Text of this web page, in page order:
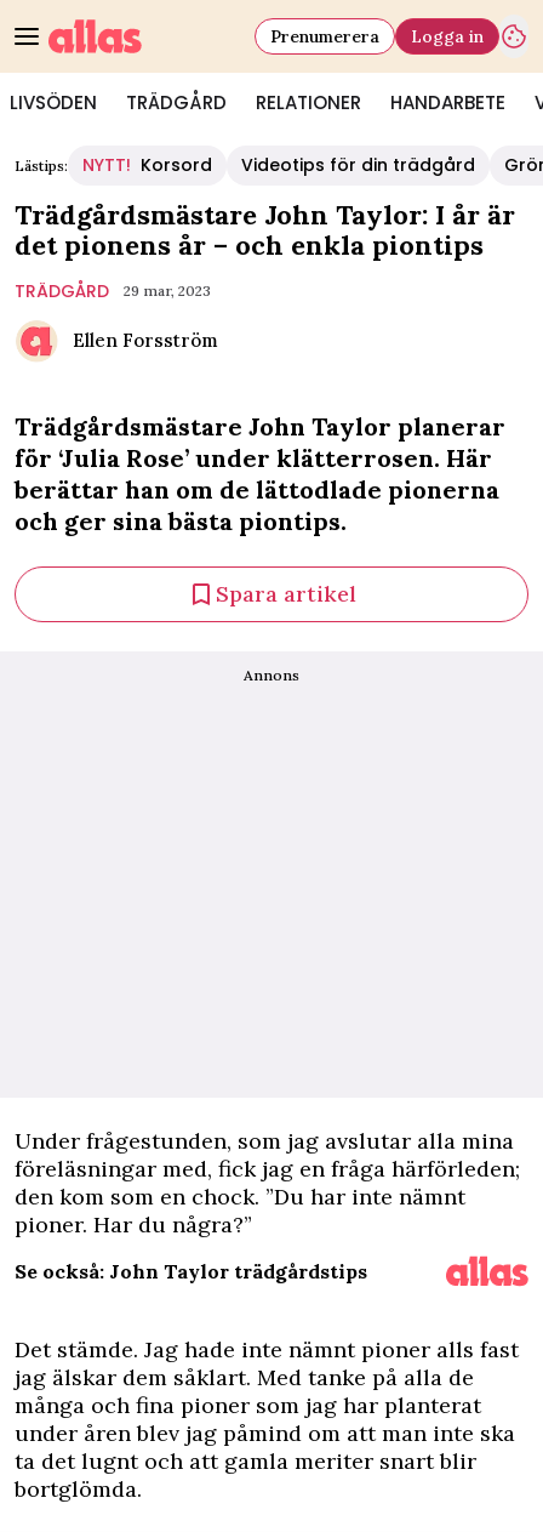
LIVSÖDEN TRÄDGÅRD RELATIONER HANDARBETE
Prenumerera Logga in
Lästips: NYTT! Korsord Videotips för din trädgård
Trädgårdsmästare John Taylor: I år är
det pionens år – och enkla piontips
TRÄDGÅRD 29 mar, 2023
Ellen Forsström
Trädgårdsmästare John Taylor planerar
för ‘Julia Rose’ under klätterrosen. Här
berättar han om de lättodlade pionerna
och ger sina bästa piontips.
Spara artikel
Annons
Under frågestunden, som jag avslutar alla mina
föreläsningar med, fick jag en fråga härförleden;
den kom som en chock. ”Du har inte nämnt
pioner. Har du några?”
Se också: John Taylor trädgårdstips
Det stämde. Jag hade inte nämnt pioner alls fast
jag älskar dem såklart. Med tanke på alla de
många och fina pioner som jag har planterat
under åren blev jag påmind om att man inte ska
ta det lugnt och att gamla meriter snart blir
bortglömda.